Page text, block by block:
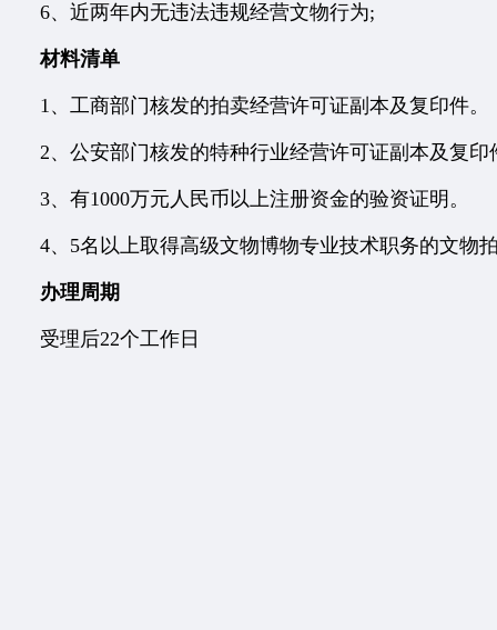
6、近两年内无违法违规经营文物行为;
材料清单
1、工商部门核发的拍卖经营许可证副本及复印件。
2、公安部门核发的特种行业经营许可证副本及复印
3、有1000万元人民币以上注册资金的验资证明。
4、5名以上取得高级文物博物专业技术职务的文物
办理周期
受理后22个工作日